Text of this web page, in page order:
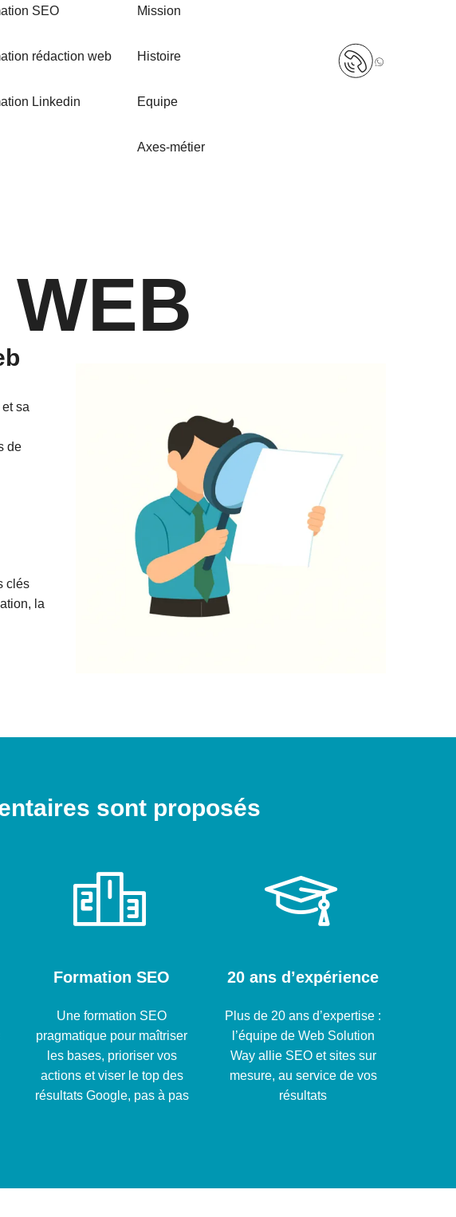
SEO
rédaction web
Linkedin
Mission
Histoire
Equipe
Axes-métier
+32
(0)498
sa
de
clés
la
sont proposés
Formation SEO
Une formation SEO
pragmatique pour maîtriser
les bases, prioriser vos
actions et viser le top des
résultats Google, pas à pas
20 ans d’expérience
Plus de 20 ans d’expertise :
l’équipe de Web Solution
Way allie SEO et sites sur
mesure, au service de vos
résultats